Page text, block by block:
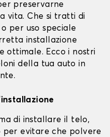
preservarne
vita. Che si tratti di
per uso speciale
installazione
ottimale. Ecco i nostri
della tua auto in
di installare il telo,
per evitare che polvere